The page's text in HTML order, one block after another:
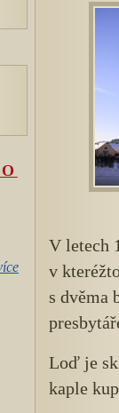
V letech
v
s dvěma
Loď je
kaple